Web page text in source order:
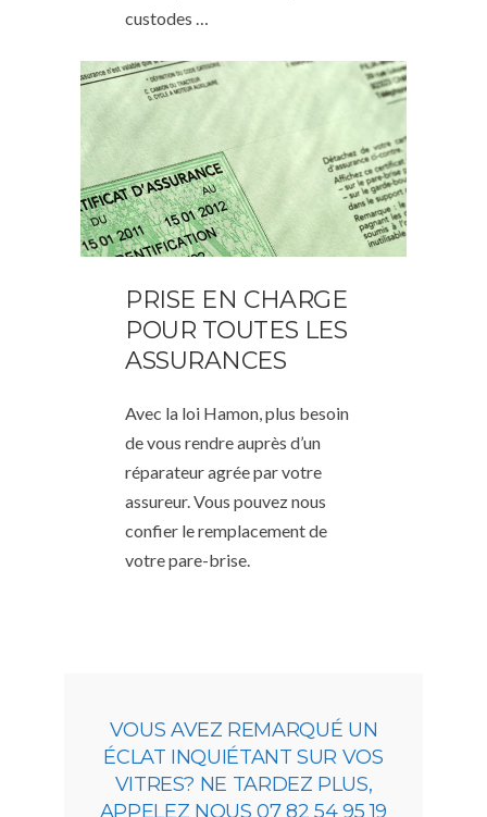
custodes …
PRISE EN CHARGE
POUR TOUTES LES
ASSURANCES
Avec la loi Hamon, plus besoin
de vous rendre auprès d’un
réparateur agrée par votre
assureur. Vous pouvez nous
confier le remplacement de
votre pare-brise.
VOUS AVEZ REMARQUÉ UN
ÉCLAT INQUIÉTANT SUR VOS
VITRES? NE TARDEZ PLUS,
APPELEZ NOUS 07 82 54 95 19